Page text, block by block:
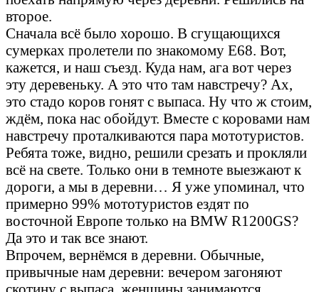
второе.
Сначала всё было хорошо. В сгущающихся
сумерках пролетели по знакомому Е68. Вот,
кажется, и наш съезд. Куда нам, ага вот через
эту деревеньку. А это что там навстречу? Ах,
это стадо коров гонят с выпаса. Ну что ж стоим,
ждём, пока нас обойдут. Вместе с коровами нам
навстречу проталкиваются пара мототуристов.
Ребята тоже, видно, решили срезать и прокляли
всё на свете. Только они в темноте выезжают к
дороги, а мы в деревни… Я уже упоминал, что
примерно 99% мототуристов ездят по
восточной Европе только на BMW R1200GS?
Да это и так все знают.
Впрочем, вернёмся в деревни. Обычные,
привычные нам деревни: вечером загоняют